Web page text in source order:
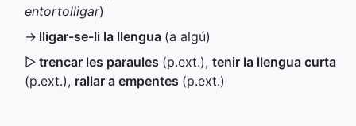
entortolligar)
→ lligar-se-li la llengua (a algú)
▷ trencar les paraules (p.ext.), tenir la llengua curta
(p.ext.), rallar a empentes (p.ext.)